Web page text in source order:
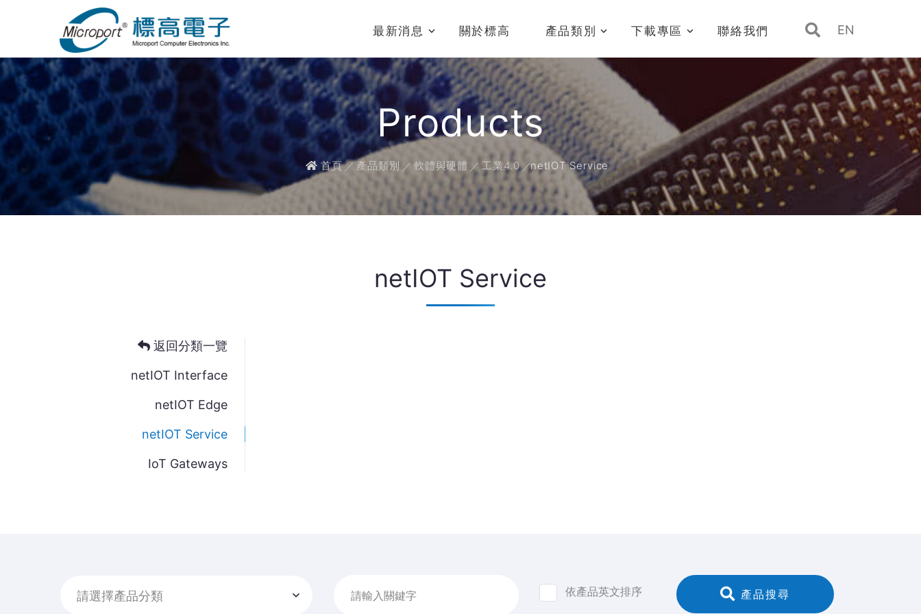
最新消息 關於標高 產品類別 下載專區 聯絡我們 EN
Products
首頁 產品類別 軟體與硬體 工業4.0 netIOT Service
netIOT Service
返回分類一覽
netIOT Interface
netIOT Edge
netIOT Service
IoT Gateways
請選擇產品分類 請輸入關鍵字 依產品英文排序 產品搜尋